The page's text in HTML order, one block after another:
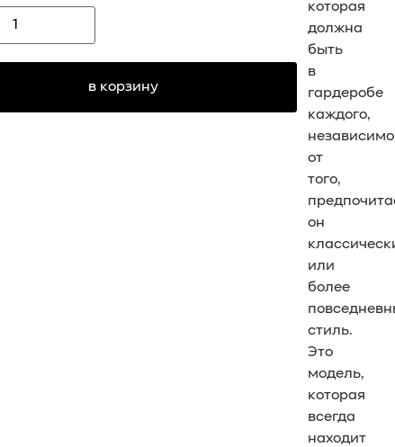
в корзину
которая
должна
быть
в
гардеробе
каждого,
независимо
от
того,
он
или
более
стиль.
Это
модель,
которая
всегда
находит